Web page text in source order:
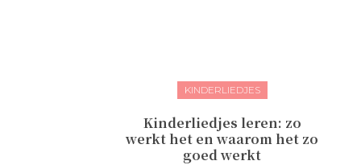
KINDERLIEDJES
Kinderliedjes leren: zo
werkt het en waarom het zo
goed werkt